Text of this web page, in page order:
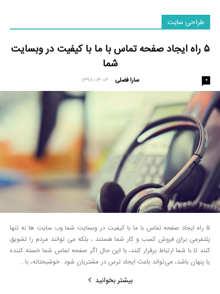
طراحی سایت
۵ راه ایجاد صفحه تماس با ما با کیفیت در وبسایت
شما
سارا فضلی - ۱۳۹۸-۰۴-۰۶ ۰
۵ راه ایجاد صفحه تماس با ما با کیفیت در وبسایت شما وب سایت ها نه تنها
پلتفرمی برای فروش کسب و کار شما هستند ، بلکه می توانند مردم را تشویق
کنند تا با شما ارتباط برقرار کنند، با این حال اگر صفحه تماس شما خسته کننده
یا پنهان باشد، می‌تواند باعث ایجاد ترس در مشتریان شود. خوشبختانه، با...
بیشتر بخوانید